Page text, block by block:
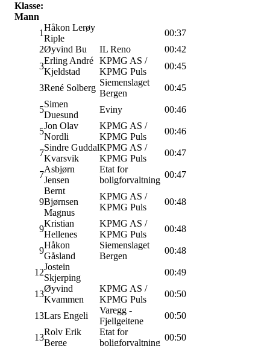
Klasse:
Mann
1
Håkon Lerøy
Riple
00:37
2Øyvind Bu IL Reno
00:42
3
Erling André
Kjeldstad
KPMG AS /
KPMG Puls
00:45
3René Solberg
Siemenslaget
Bergen
00:45
5
Simen
Duesund
Eviny 00:46
5
Jon Olav
Nordli
KPMG AS /
KPMG Puls
00:46
7
Sindre Guddal
Kvarsvik
KPMG AS /
KPMG Puls
00:47
7
Asbjørn
Jensen
Etat for
boligforvaltning
00:47
9
Bernt
Bjørnsen
Magnus
KPMG AS /
KPMG Puls
00:48
9
Kristian
Hellenes
KPMG AS /
KPMG Puls
00:48
9
Håkon
Gåsland
Siemenslaget
Bergen
00:48
12
Jostein
Skjerping
00:49
13
Øyvind
Kvammen
KPMG AS /
KPMG Puls
00:50
13Lars Engeli
Varegg -
Fjellgeitene
00:50
13
Rolv Erik
Berge
Etat for
boligforvaltning
00:50